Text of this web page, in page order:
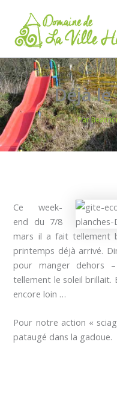
contenu
Déjà
Par
Ce week-
end du 7/8
mars il a fait tellement
printemps déjà arrivé.
pour manger dehors
tellement le soleil brillait.
encore loin …
Pour notre action «
pataugé dans la gadoue.